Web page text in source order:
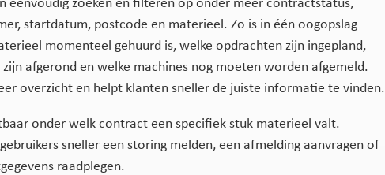
eenvoudig zoeken en filteren op onder meer contractstatus,
startdatum, postcode en materieel. Zo is in één oogopslag
momenteel gehuurd is, welke opdrachten zijn ingepland,
afgerond en welke machines nog moeten worden afgemeld.
overzicht en helpt klanten sneller de juiste informatie te vinden.
onder welk contract een specifiek stuk materieel valt.
sneller een storing melden, een afmelding aanvragen of
raadplegen.